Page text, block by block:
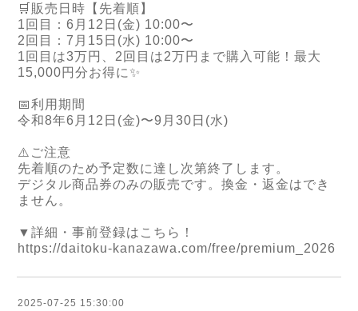
🛒販売日時【先着順】
1回目：6月12日(金) 10:00〜
2回目：7月15日(水) 10:00〜
1回目は3万円、2回目は2万円まで購入可能！最大
15,000円分お得に✨
📅利用期間
令和8年6月12日(金)〜9月30日(水)
⚠️ご注意
先着順のため予定数に達し次第終了します。
デジタル商品券のみの販売です。換金・返金はでき
ません。
▼詳細・事前登録はこちら！
https://daitoku-kanazawa.com/free/premium_2026
2025-07-25 15:30:00